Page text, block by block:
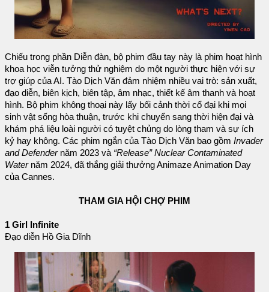
Chiếu trong phần Diễn đàn, bộ phim đầu tay này là phim hoạt hình
khoa học viễn tưởng thử nghiệm do một người thực hiện với sự
trợ giúp của AI. Tào Dịch Văn đảm nhiệm nhiều vai trò: sản xuất,
đạo diễn, biên kịch, biên tập, âm nhạc, thiết kế âm thanh và hoạt
hình. Bộ phim không thoại này lấy bối cảnh thời cổ đại khi mọi
sinh vật sống hòa thuận, trước khi chuyển sang thời hiện đại và
khám phá liệu loài người có tuyệt chủng do lòng tham và sự ích
kỷ hay không. Các phim ngắn của Tào Dịch Văn bao gồm Invader
and Defendernăm 2023 và “Release” Nuclear Contaminated
Waternăm 2024, đã thắng giải thưởng Animaze Animation Day
của Cannes.
THAM GIA HỘI CHỢ PHIM
1 Girl Infinite
Đạo diễn Hồ Gia Dĩnh